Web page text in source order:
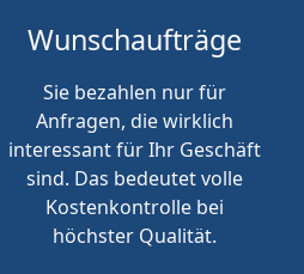
Wunschaufträge
Sie bezahlen nur für
Anfragen, die wirklich
interessant für Ihr Geschäft
sind. Das bedeutet volle
Kostenkontrolle bei
höchster Qualität.